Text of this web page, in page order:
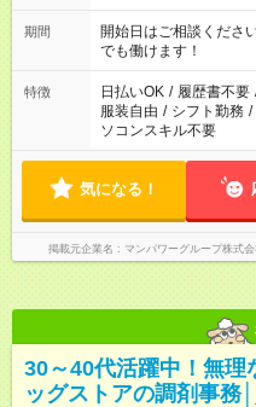
場合、他のお仕事と合
ん ※法令に基づき、週
となります ※労働者派
短時間・短期間の就業
期間
開始日はご相談くだ
でも働けます！
特徴 日払いOK / 履歴書不要
服装自由 / シフト勤務 /
ソコンスキル不要
気になる！
掲載元企業名 マンパワーグループ株式
30～40代活躍中！無理
ッグストアの調剤事務